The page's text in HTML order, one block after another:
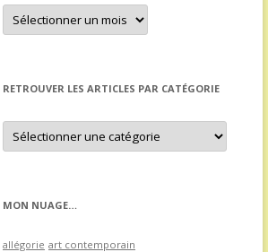
Retrouver
un
article
RETROUVER LES ARTICLES PAR CATÉGORIE
Retrouver
les
articles
MON NUAGE…
allégorie art contemporain